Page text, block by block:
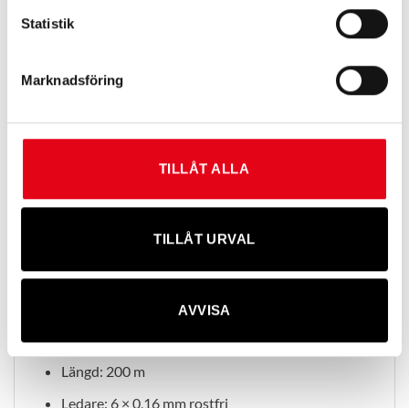
Statistik
Marknadsföring
TILLÅT ALLA
TILLÅT URVAL
AVVISA
6 rostfria ledare (6×0,16
mm)som ger stabil
Det smalare formatet gör bandet lätt att hantera
Fördelar
Smalt och lätt elband
God synlighet för hästar
Stabil strömföring med rostfria ledare
Passar både permanenta och tillfälliga hagar
Bredd: 12 mm
Längd: 200 m
Ledare: 6 × 0,16 mm rostfri